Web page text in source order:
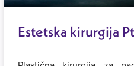
Estetska kirurgija